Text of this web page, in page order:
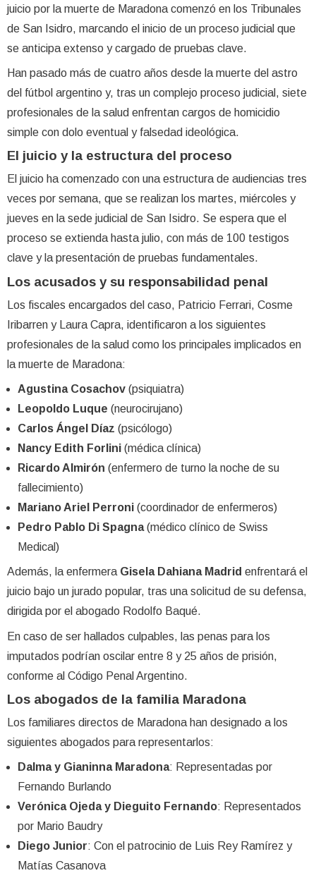
juicio por la muerte de Maradona comenzó en los Tribunales
de San Isidro, marcando el inicio de un proceso judicial que
se anticipa extenso y cargado de pruebas clave.
Han pasado más de cuatro años desde la muerte del astro
del fútbol argentino y, tras un complejo proceso judicial, siete
profesionales de la salud enfrentan cargos de homicidio
simple con dolo eventual y falsedad ideológica.
El juicio y la estructura del proceso
El juicio ha comenzado con una estructura de audiencias tres
veces por semana, que se realizan los martes, miércoles y
jueves en la sede judicial de San Isidro. Se espera que el
proceso se extienda hasta julio, con más de 100 testigos
clave y la presentación de pruebas fundamentales.
Los acusados y su responsabilidad penal
Los fiscales encargados del caso, Patricio Ferrari, Cosme
Iribarren y Laura Capra, identificaron a los siguientes
profesionales de la salud como los principales implicados en
la muerte de Maradona:
Agustina Cosachov(psiquiatra)
Leopoldo Luque (neurocirujano)
Carlos Ángel Díaz (psicólogo)
Nancy Edith Forlini(médica clínica)
Ricardo Almirón (enfermero de turno la noche de su
fallecimiento)
Mariano Ariel Perroni(coordinador de enfermeros)
Pedro Pablo Di Spagna(médico clínico de Swiss
Medical)
Además, la enfermera Gisela Dahiana Madrid enfrentará el
juicio bajo un jurado popular, tras una solicitud de su defensa,
dirigida por el abogado Rodolfo Baqué.
En caso de ser hallados culpables, las penas para los
imputados podrían oscilar entre 8 y 25 años de prisión,
conforme al Código Penal Argentino.
Los abogados de la familia Maradona
Los familiares directos de Maradona han designado a los
siguientes abogados para representarlos:
Dalma y Gianinna Maradona: Representadas por
Fernando Burlando
Verónica Ojeda y Dieguito Fernando: Representados
por Mario Baudry
Diego Junior: Con el patrocinio de Luis Rey Ramírez y
Matías Casanova